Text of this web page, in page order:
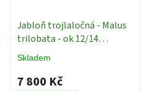
Jabloň trojlaločná - Malus
trilobata - ok 12/14
Okrasné stromy
Skladem
7 800 Kč